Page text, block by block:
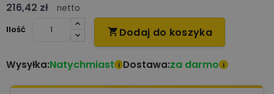
216,42 zł
netto
Ilość
 Dodaj do koszyka
Wysyłka:Natychmiast i Dostawa:za darmo i